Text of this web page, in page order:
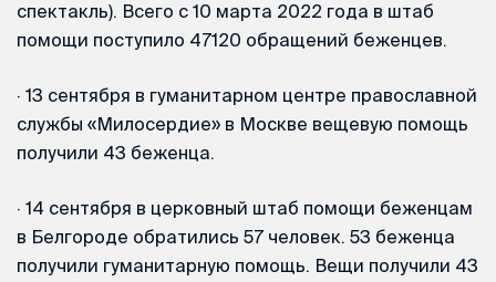
спектакль). Всего с 10 марта 2022 года в штаб
помощи поступило 47120 обращений беженцев.
· 13 сентября в гуманитарном центре православной
службы «Милосердие» в Москве вещевую помощь
получили 43 беженца.
· 14 сентября в церковный штаб помощи беженцам
в Белгороде обратились 57 человек. 53 беженца
получили гуманитарную помощь. Вещи получили 43